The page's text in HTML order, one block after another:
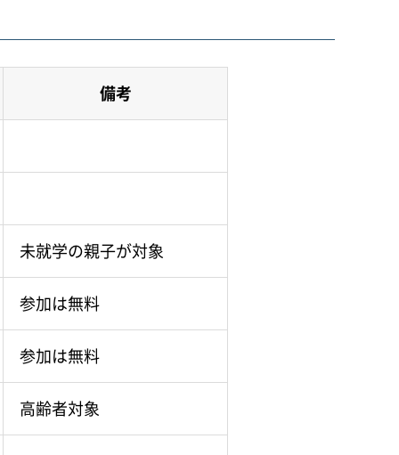
備考
未就学の親子が対象
参加は無料
参加は無料
高齢者対象